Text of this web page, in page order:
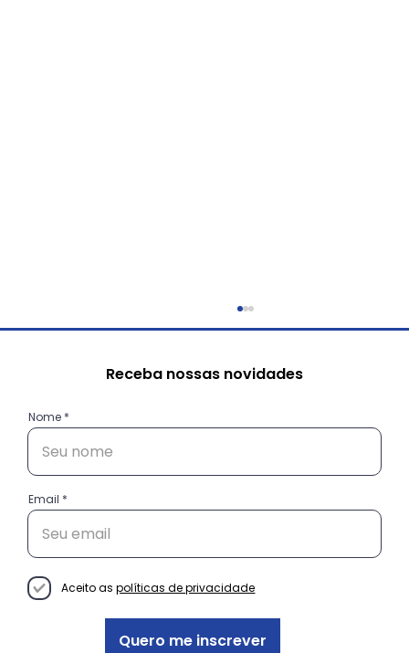
Conheça as histórias das
Receba nossas novidades
Nome
Email
Aceito as políticas de privacidade
Quero me inscrever